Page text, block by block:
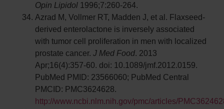
Opin Lipidol 1996;7:260-264.
Azrad M, Vollmer RT, Madden J, et al. Flaxseed-
derived enterolactone is inversely associated
with tumor cell proliferation in men with localized
prostate cancer. J Med Food. 2013
Apr;16(4):357-60. doi: 10.1089/jmf.2012.0159.
PubMed PMID: 23566060; PubMed Central
PMCID: PMC3624628.
http://www.ncbi.nlm.nih.gov/pmc/articles/